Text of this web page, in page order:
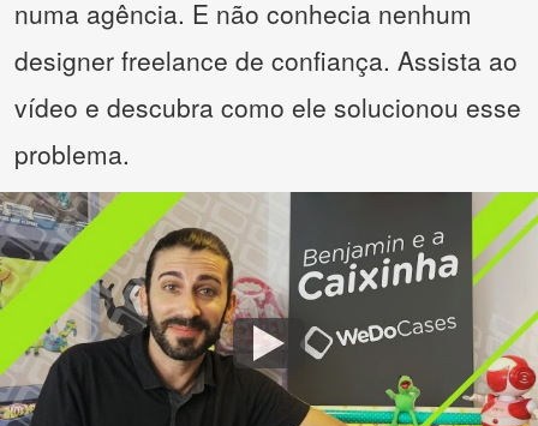
numa agência. E não conhecia nenhum
designer freelance de confiança. Assista ao
vídeo e descubra como ele solucionou esse
problema.